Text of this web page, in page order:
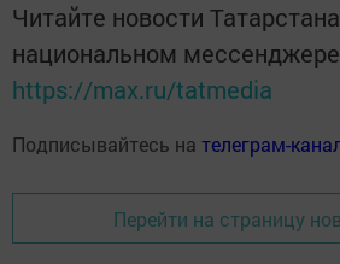
Читайте новости
национальном
https://max.ru/tatmedia
Подписывайтесь на телеграм-
Перейти на страницу